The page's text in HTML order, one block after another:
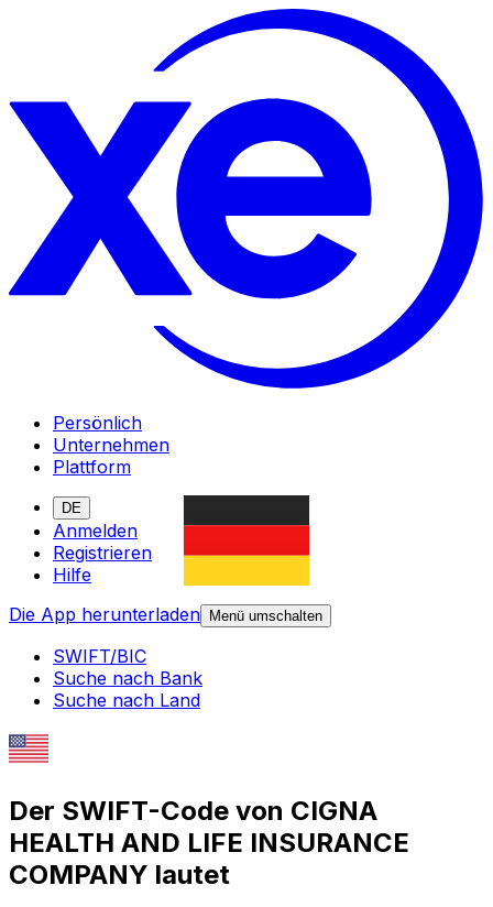
Persönlich
Unternehmen
Plattform
DE
Anmelden
Registrieren
Hilfe
Die App herunterladen
Menü umschalten
SWIFT/BIC
Suche nach Bank
Suche nach Land
Der SWIFT-Code von CIGNA
HEALTH AND LIFE INSURANCE
COMPANY lautet